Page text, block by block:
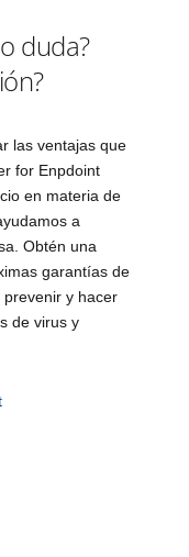
duda?
las ventajas que
for Enpdoint
en materia de
a
Obtén una
garantías de
y hacer
de virus y